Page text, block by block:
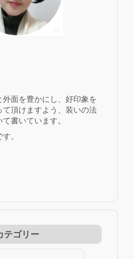
面を豊かにし、好印象を
頂けますよう、装いの法
書いています。
。
テゴリー